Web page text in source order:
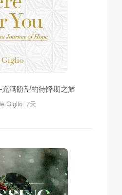
满盼望的待降期之旅
Giglio, 7天